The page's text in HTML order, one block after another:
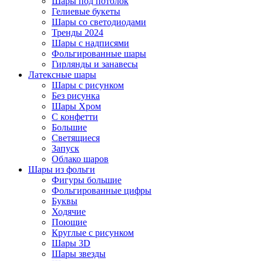
Гелиевые букеты
Шары со светодиодами
Тренды 2024
Шары с надписями
Фольгированные шары
Гирлянды и занавесы
Латексные шары
Шары с рисунком
Без рисунка
Шары Хром
C конфетти
Большие
Светящиеся
Запуск
Облако шаров
Шары из фольги
Фигуры большие
Фольгированные цифры
Буквы
Ходячие
Поющие
Круглые с рисунком
Шары 3D
Шары звезды